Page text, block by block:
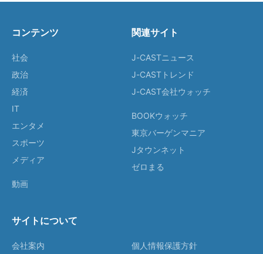
コンテンツ
社会
政治
経済
IT
エンタメ
スポーツ
メディア
動画
関連サイト
J-CASTニュース
J-CASTトレンド
J-CAST会社ウォッチ
BOOKウォッチ
東京バーゲンマニア
Jタウンネット
ゼロまる
サイトについて
会社案内
個人情報保護方針